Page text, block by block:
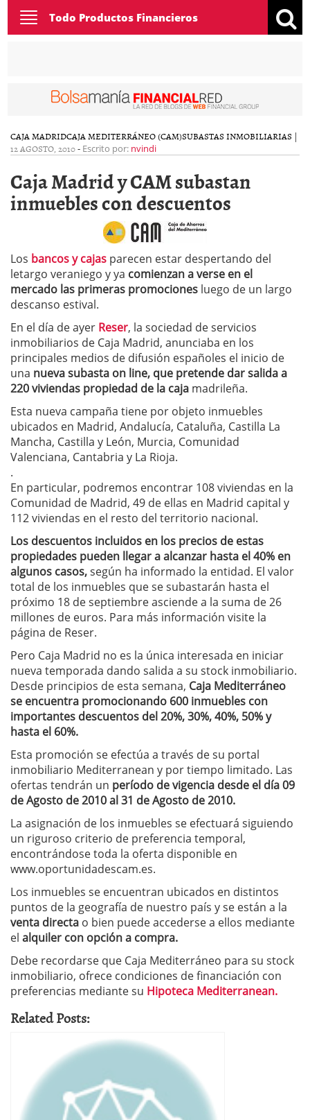
Toggle
navigation
Todo Productos Financieros
CAJA MADRIDCAJA MEDITERRÁNEO (CAM)SUBASTAS INMOBILIARIAS |
12 AGOSTO, 2010- Escrito por: nvindi
Caja Madrid y CAM subastan
inmuebles con descuentos
Los bancos y cajas parecen estar despertando del
letargo veraniego y ya comienzan a verse en el
mercado las primeras promociones luego de un largo
descanso estival.
En el día de ayer Reser, la sociedad de servicios
inmobiliarios de Caja Madrid, anunciaba en los
principales medios de difusión españoles el inicio de
una nueva subasta on line, que pretende dar salida a
220 viviendas propiedad de la caja madrileña.
Esta nueva campaña tiene por objeto inmuebles
ubicados en Madrid, Andalucía, Cataluña, Castilla La
Mancha, Castilla y León, Murcia, Comunidad
Valenciana, Cantabria y La Rioja.
.
En particular, podremos encontrar 108 viviendas en la
Comunidad de Madrid, 49 de ellas en Madrid capital y
112 viviendas en el resto del territorio nacional.
Los descuentos incluidos en los precios de estas
propiedades pueden llegar a alcanzar hasta el 40% en
algunos casos,según ha informado la entidad. El valor
total de los inmuebles que se subastarán hasta el
próximo 18 de septiembre asciende a la suma de 26
millones de euros. Para más información visite la
página de Reser.
Pero Caja Madrid no es la única interesada en iniciar
nueva temporada dando salida a su stock inmobiliario.
Desde principios de esta semana, Caja Mediterráneo
se encuentra promocionando 600 inmuebles con
importantes descuentos del 20%, 30%, 40%, 50% y
hasta el 60%.
Esta promoción se efectúa a través de su portal
inmobiliario Mediterranean y por tiempo limitado. Las
ofertas tendrán un período de vigencia desde el día 09
de Agosto de 2010 al 31 de Agosto de 2010.
La asignación de los inmuebles se efectuará siguiendo
un riguroso criterio de preferencia temporal,
encontrándose toda la oferta disponible en
www.oportunidadescam.es.
Los inmuebles se encuentran ubicados en distintos
puntos de la geografía de nuestro país y se están a la
venta directa o bien puede accederse a ellos mediante
el alquiler con opción a compra.
Debe recordarse que Caja Mediterráneo para su stock
inmobiliario, ofrece condiciones de financiación con
preferencias mediante su Hipoteca Mediterranean.
Related Posts: